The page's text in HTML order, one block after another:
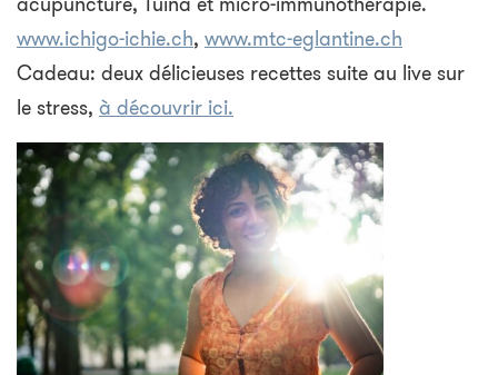
www.ichigo-ichie.ch, www.mtc-eglantine.ch
Cadeau: deux délicieuses recettes suite au live sur
le stress, à découvrir ici.